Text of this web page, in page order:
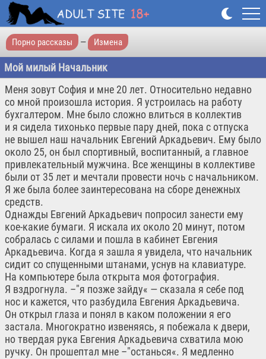
Порно рассказы — Измена
Мой милый Начальник
Меня зовут София и мне 20 лет. Относительно недавно
со мной произошла история. Я устроилась на работу
бухгалтером. Мне было сложно влиться в коллектив
и я сидела тихонько первые пару дней, пока с отпуска
не вышел наш начальник Евгений Аркадьевич. Ему было
около 25, он был спортивный, воспитанный, а главное
привлекательный мужчина. Все женщины в коллективе
были от 35 лет и мечтали провести ночь с начальником.
Я же была более заинтересована на сборе денежных
средств.
Однажды Евгений Аркадьевич попросил занести ему
кое-какие бумаги. Я искала их около 20 минут, потом
собралась с силами и пошла в кабинет Евгения
Аркадьевича. Когда я зашла я увидела, что начальник
сидит со спущенными штанами, уснув на клавиатуре.
На компьютере была открыта моя фотография.
Я вздрогнула. –"я позже зайду« — сказала я себе под
нос и кажется, что разбудила Евгения Аркадьевича.
Он открыл глаза и понял в каком положении я его
застала. Многократно извеняясь, я побежала к двери,
но твердая рука Евгения Аркадьевича схватила мою
ручку. Он прошептал мне –"останься«. Я медленно